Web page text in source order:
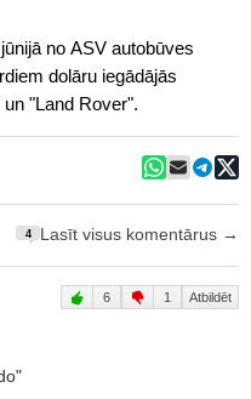
no ASV autobūves
dolāru iegādājās
"Land Rover".
4 Lasīt visus komentārus →
6 1 Atbildēt